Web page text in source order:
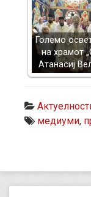
Големо
на храмот
Атанасиј
медиуми,